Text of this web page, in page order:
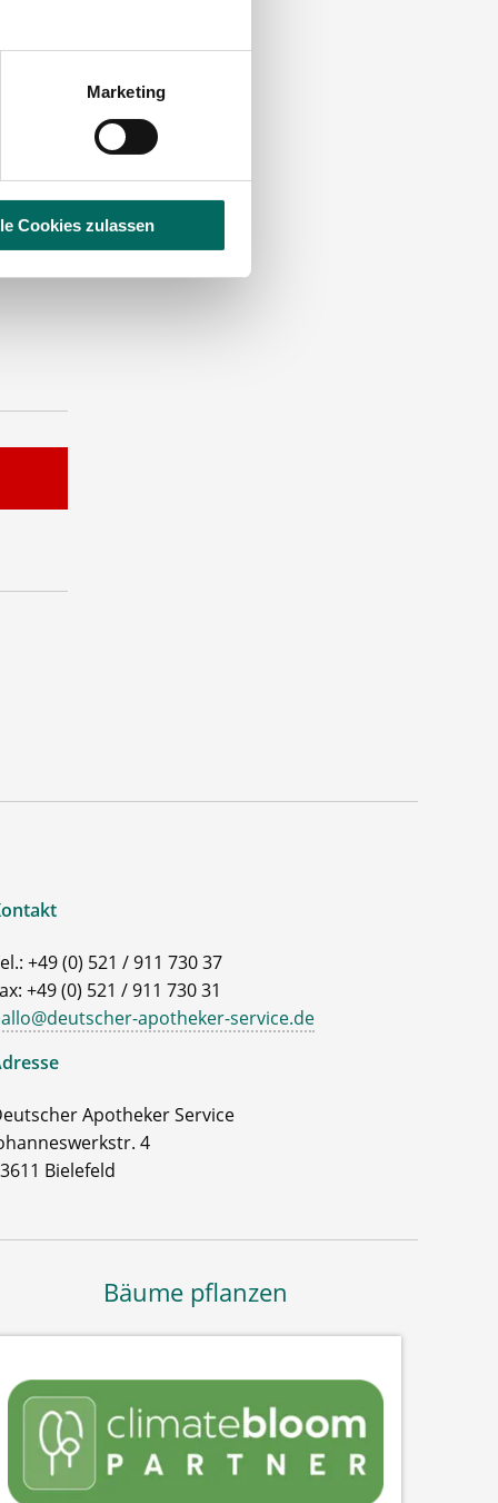
Marketing
Cookies zulassen
EINE
+49 (0) 521 / 911 730 37
+49 (0) 521 / 911 730 31
apotheker-service.de
Apotheker Service
4
Bielefeld
Bäume pflanzen